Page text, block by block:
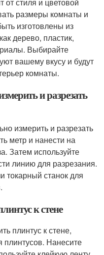
размеры комнаты и
изготовлены из
дерево, пластик,
Выбирайте
вашему вкусу и будут
комнаты.
и разрезать
измерить и разрезать
метр и нанести на
Затем используйте
линию для разрезания.
токарный станок для
к стене
плинтус к стене,
плинтусов. Нанесите